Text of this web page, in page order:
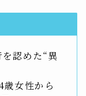
認めた“異
女性から